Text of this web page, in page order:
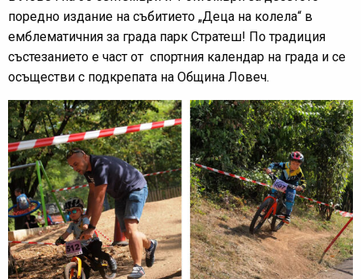
поредно издание на събитието „Деца на колела“ в
емблематичния за града парк Стратеш! По традиция
състезанието е част от спортния календар на града и се
осъществи с подкрепата на Община Ловеч.